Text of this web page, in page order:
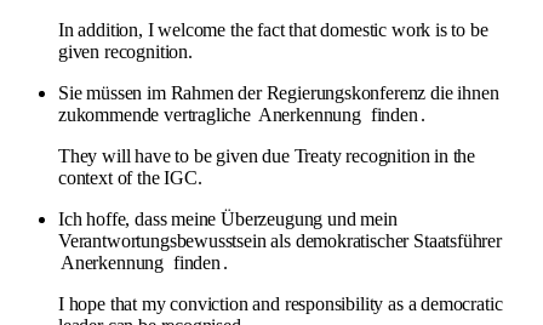
In addition, I welcome the fact that domestic work is to be
given recognition.
Sie müssen im Rahmen der Regierungskonferenz die ihnen
zukommende vertragliche Anerkennung finden .
They will have to be given due Treaty recognition in the
context of the IGC.
Ich hoffe, dass meine Überzeugung und mein
Verantwortungsbewusstsein als demokratischer Staatsführer
Anerkennung finden .
I hope that my conviction and responsibility as a democratic